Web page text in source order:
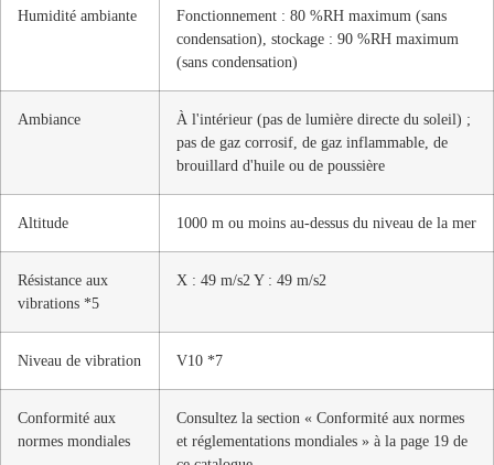
Humidité ambiante
Fonctionnement : 80 %RH maximum (sans
condensation), stockage : 90 %RH maximum
(sans condensation)
Ambiance
À l'intérieur (pas de lumière directe du soleil) ;
pas de gaz corrosif, de gaz inflammable, de
brouillard d'huile ou de poussière
Altitude 1000 m ou moins au-dessus du niveau de la mer
Résistance aux
vibrations *5
X : 49 m/s2 Y : 49 m/s2
Niveau de vibration V10 *7
Conformité aux
normes mondiales
Consultez la section « Conformité aux normes
et réglementations mondiales » à la page 19 de